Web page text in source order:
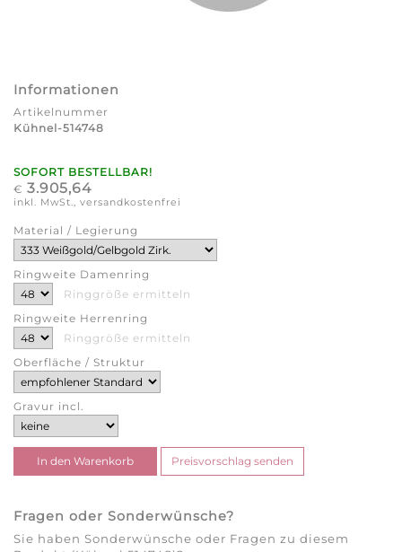
Informationen
Artikelnummer
Kühnel-514748
SOFORT BESTELLBAR!
€ 3.905,64
inkl. MwSt., versandkostenfrei
Material / Legierung
Ringweite Damenring
Ringgröße ermitteln
Ringweite Herrenring
Ringgröße ermitteln
Oberfläche / Struktur
Gravur incl.
Fragen oder Sonderwünsche?
Sie haben Sonderwünsche oder Fragen zu diesem